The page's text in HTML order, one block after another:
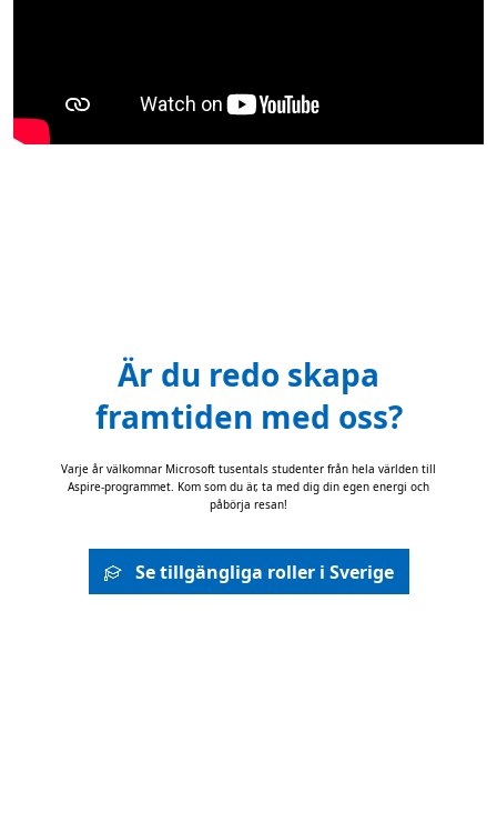
Är du redo skapa
framtiden med oss?
Varje år välkomnar Microsoft tusentals studenter från hela världen till
Aspire-programmet. Kom som du är, ta med dig din egen energi och
påbörja resan!
Se tillgängliga roller i Sverige